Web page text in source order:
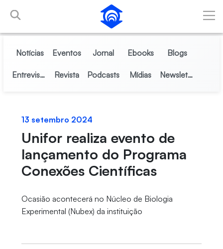
Pular para o Conteúdo principal
Notícias Eventos Jornal Ebooks Blogs
Entrevistas Revista Podcasts Mídias Newsletter
13 setembro 2024
Unifor realiza evento de
lançamento do Programa
Conexões Científicas
Ocasião acontecerá no Núcleo de Biologia
Experimental (Nubex) da instituição